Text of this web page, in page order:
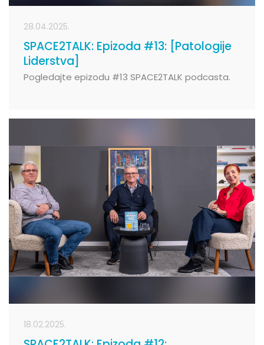
28.04.2025.
SPACE2TALK: Epizoda #13: [Patologije
Liderstva]
Pogledajte epizodu #13 SPACE2TALK podcasta.
18.02.2025.